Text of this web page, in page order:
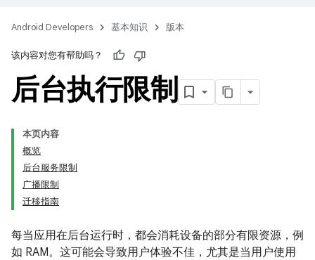
Android Developers 基本知识 版本
该内容对您有帮助吗？
后台执行限制
本页内容
概览
后台服务限制
广播限制
迁移指南
每当应用在后台运行时，都会消耗设备的部分有限资源，例
如 RAM。这可能会导致用户体验不佳，尤其是当用户使用